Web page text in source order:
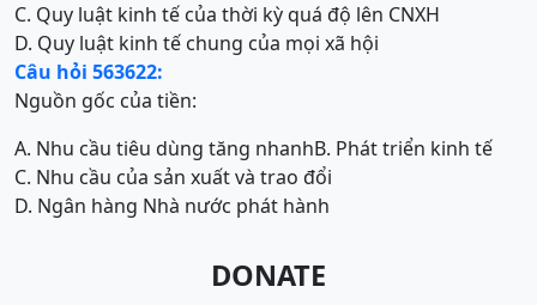
C. Quy luật kinh tế của thời kỳ quá độ lên CNXH
D. Quy luật kinh tế chung của mọi xã hội
Câu hỏi 563622:
Nguồn gốc của tiền:
A. Nhu cầu tiêu dùng tăng nhanhB. Phát triển kinh tế
C. Nhu cầu của sản xuất và trao đổi
D. Ngân hàng Nhà nước phát hành
DONATE